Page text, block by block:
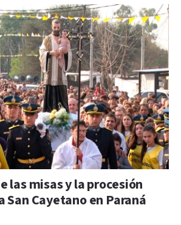
las misas y la procesión
San Cayetano en Paraná